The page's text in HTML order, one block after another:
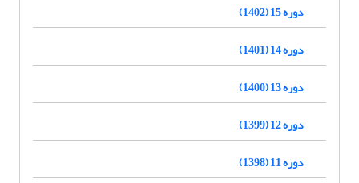
دوره 15 (1402)
دوره 14 (1401)
دوره 13 (1400)
دوره 12 (1399)
دوره 11 (1398)